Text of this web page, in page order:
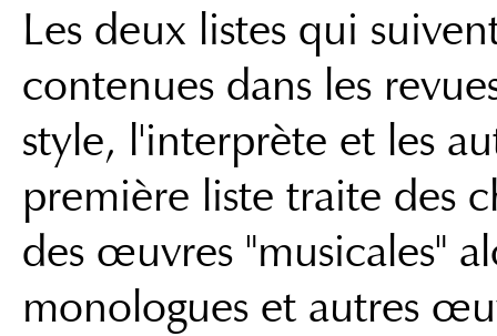
Les deux listes qui
contenues dans les
style, l'interprète et les
première liste traite des
des œuvres "musicales"
monologues et autres